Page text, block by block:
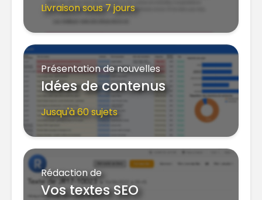
Livraison sous 7 jours
Présentation de nouvelles
Idées de contenus
Jusqu'à 60 sujets
Rédaction de
Vos textes SEO